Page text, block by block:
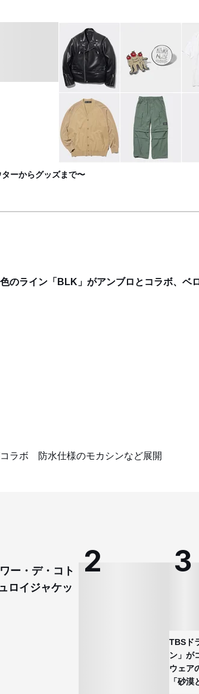
ーからグッズまで〜
のライン「BLK」がアンブロとコラボ、ベ
ラボ 防水仕様のモカシンなど展開
ー・デ・コト
ロイジャケッ
TBSド
ン」が
ウェア
「砂